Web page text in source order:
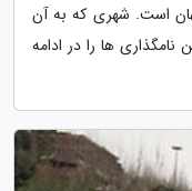
جهان است. شهری که به آن
ها را در ادامه